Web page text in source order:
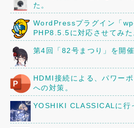
た。
WordPressプラグイン「
PHP8.5.5に対応させてみた
第4回「82号まつり」を開
HDMI接続による、パワー
への対策。
YOSHIKI CLASSICALに行